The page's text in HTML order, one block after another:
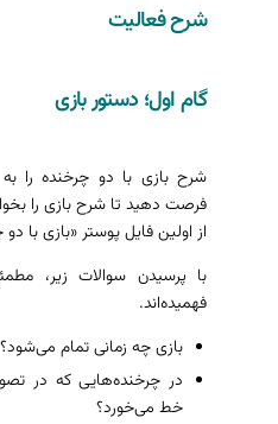
شرح فعالیت
گام اول؛ دستور بازی
شرح بازی با دو چرخنده را
فرصت دهید تا شرح بازی را
از اولین فایل پوستر «بازی با
با پرسیدن سوالات زیر،
فهمیده‌اند.
بازی چه زمانی تمام می‌شود؟
در چرخنده‌هایی که در
خط می‌خورد؟